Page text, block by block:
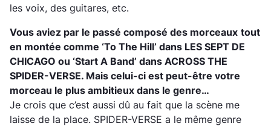
les voix, des guitares, etc.
Vous aviez par le passé composé des morceaux tout
en montée comme ‘To The Hill’ dans LES SEPT DE
CHICAGO ou ‘Start A Band’ dans ACROSS THE
SPIDER-VERSE. Mais celui-ci est peut-être votre
morceau le plus ambitieux dans le genre…
Je crois que c’est aussi dû au fait que la scène me
laisse de la place. SPIDER-VERSE a le même genre